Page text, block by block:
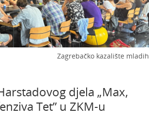
Zagrebačko kazalište mladih
djela „Max,
Tet” u ZKM-u